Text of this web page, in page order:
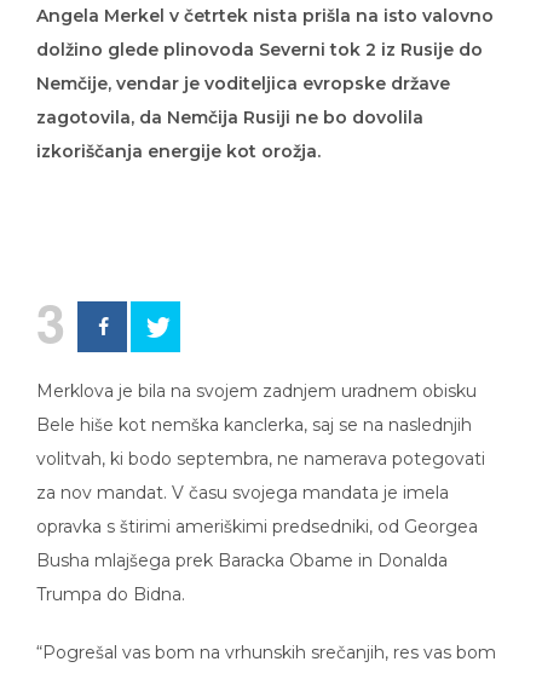
Angela Merkel v četrtek nista prišla na isto valovno
dolžino glede plinovoda Severni tok 2 iz Rusije do
Nemčije, vendar je voditeljica evropske države
zagotovila, da Nemčija Rusiji ne bo dovolila
izkoriščanja energije kot orožja.
3
Merklova je bila na svojem zadnjem uradnem obisku
Bele hiše kot nemška kanclerka, saj se na naslednjih
volitvah, ki bodo septembra, ne namerava potegovati
za nov mandat. V času svojega mandata je imela
opravka s štirimi ameriškimi predsedniki, od Georgea
Busha mlajšega prek Baracka Obame in Donalda
Trumpa do Bidna.
“Pogrešal vas bom na vrhunskih srečanjih, res vas bom